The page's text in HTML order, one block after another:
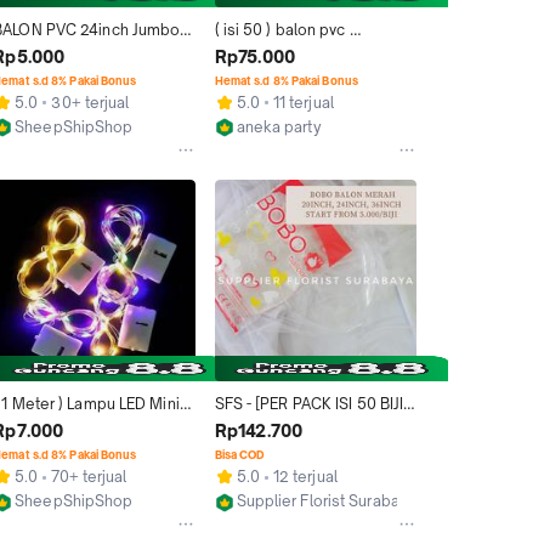
PVC 24inch Jumbo
BOBO Merah Balon
Bening Transparan
s.d 8% Pakai Bonus
5.0
30+ terjual
SheepShipShop
( isi 50 ) balon pvc
transparan per pack / balon
bobo pvc bening clear
bobo / tranparant
Rp75.000
Hemat s.d 8% Pakai Bonus
5.0
11 terjual
aneka party
Meter ) Lampu LED Mini
Lampu Balon Bobo /
Boneka Boba
s.d 8% Pakai Bonus
5.0
70+ terjual
SheepShipShop
SFS - [PER PACK ISI 50 BIJI]
BOBO BALON BENING PVC
TRANSPARAN 18 INCH 20
INCH 24 INCH 36 INCH
Rp142.700
Bisa COD
5.0
12 terjual
Supplier Florist Surabaya